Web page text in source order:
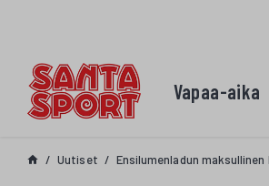
Vapaa-aika
Uutiset Ensilumenladun